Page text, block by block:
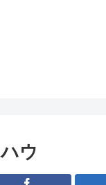
ウ